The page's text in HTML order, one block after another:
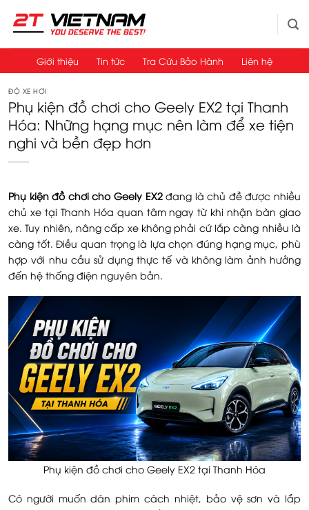
qua
Giới thiệu Tin tức Tra Cứu Bảo Hành Liên hệ
ĐỘ XE HƠI
Phụ kiện đồ chơi cho Geely EX2 tại Thanh
Hóa: Những hạng mục nên làm để xe tiện
nghi và bền đẹp hơn
Phụ kiện đồ chơi cho Geely EX2đang là chủ đề được nhiều
chủ xe tại Thanh Hóa quan tâm ngay từ khi nhận bàn giao
xe. Tuy nhiên, nâng cấp xe không phải cứ lắp càng nhiều là
càng tốt. Điều quan trọng là lựa chọn đúng hạng mục, phù
hợp với nhu cầu sử dụng thực tế và không làm ảnh hưởng
đến hệ thống điện nguyên bản.
Phụ kiện đồ chơi cho Geely EX2 tại Thanh Hóa
Có người muốn dán phim cách nhiệt, bảo vệ sơn và lắp